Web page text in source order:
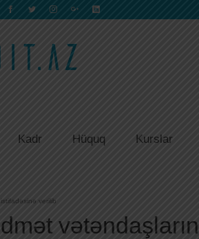
Kadr Hüquq Kurslar
verilib